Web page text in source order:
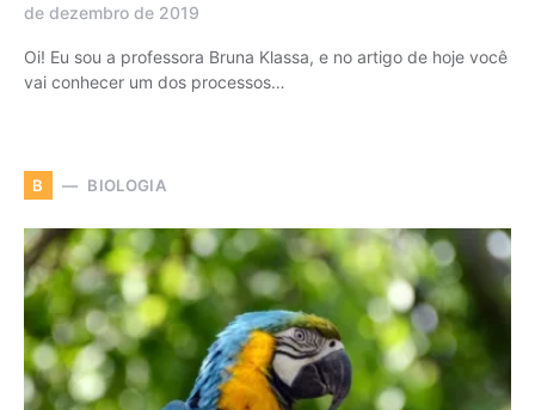
de dezembro de 2019
Oi! Eu sou a professora Bruna Klassa, e no artigo de hoje você
vai conhecer um dos processos…
B BIOLOGIA